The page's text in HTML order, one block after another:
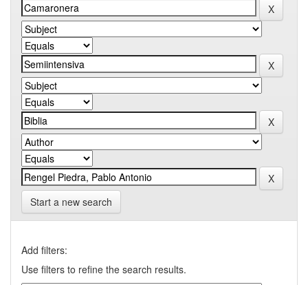
Start a new search
Add filters:
Use filters to refine the search results.